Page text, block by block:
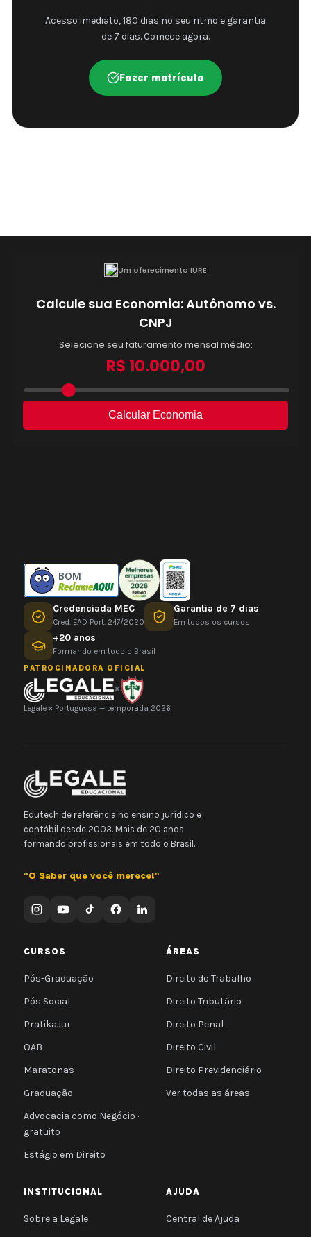
Acesso imediato, 180 dias no seu ritmo e garantia
de 7 dias. Comece agora.
Fazer matrícula
BOM
Credenciada MEC
Cred. EAD Port. 247/2020
Garantia de 7 dias
Em todos os cursos
+20 anos
Formando em todo o Brasil
PATROCINADORA OFICIAL
×
Legale × Portuguesa — temporada 2026
Edutech de referência no ensino jurídico e
contábil desde 2003. Mais de 20 anos
formando profissionais em todo o Brasil.
"O Saber que você merece!"
CURSOS
Pós-Graduação
Pós Social
PratikaJur
OAB
Maratonas
Graduação
Advocacia como Negócio ·
gratuito
Estágio em Direito
ÁREAS
Direito do Trabalho
Direito Tributário
Direito Penal
Direito Civil
Direito Previdenciário
Ver todas as áreas
INSTITUCIONAL
Sobre a Legale
AJUDA
Central de Ajuda